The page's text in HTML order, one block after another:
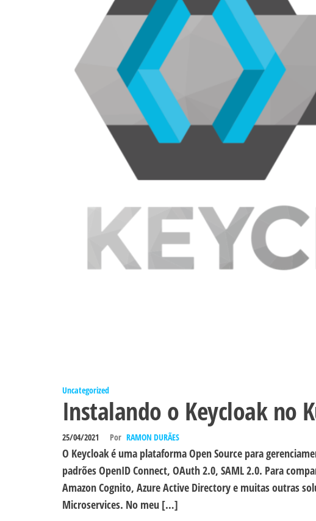
Uncategorized
Instalando o Keycloak no
25/04/2021 Por RAMON DURÃES
O Keycloak é uma plataforma Open Source para
padrões OpenID Connect, OAuth 2.0, SAML 2.0. Para
Amazon Cognito, Azure Active Directory e muitas outras
Microservices. No meu […]